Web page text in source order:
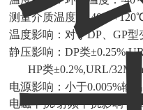
测量介质温度：-40～
温度影响：对于DP、GP
静压影响：DP类±0.25%
HP类±0.2%,URL/
电源影响：小于0.005%输
电磁干扰/射频干扰影响：